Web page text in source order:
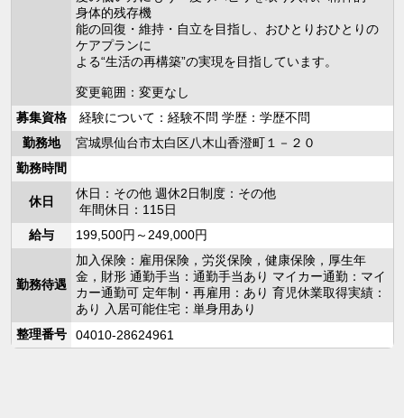
身体的残存機
能の回復・維持・自立を目指し、おひとりおひとりの
ケアプランに
よる“生活の再構築”の実現を目指しています。
変更範囲：変更なし
募集資格
経験について：経験不問 学歴：学歴不問
勤務地
宮城県仙台市太白区八木山香澄町１－２０
勤務時間
休日
休日：その他 週休2日制度：その他
年間休日：115日
給与
199,500円～249,000円
勤務待遇
加入保険：雇用保険，労災保険，健康保険，厚生年
金，財形 通勤手当：通勤手当あり マイカー通勤：マイ
カー通勤可 定年制・再雇用：あり 育児休業取得実績：
あり 入居可能住宅：単身用あり
整理番号
04010-28624961